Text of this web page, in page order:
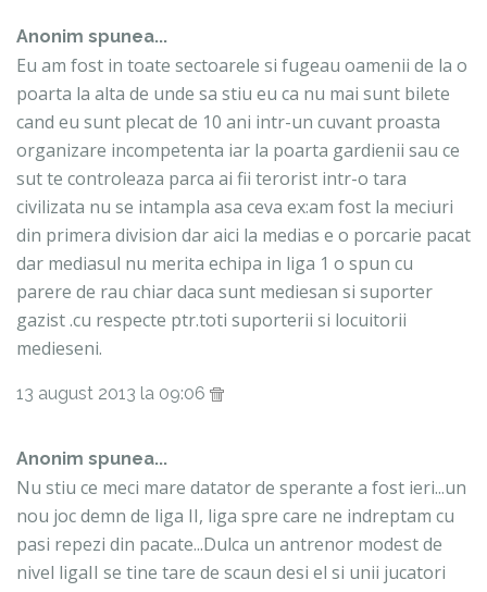
Anonim spunea...
Eu am fost in toate sectoarele si fugeau oamenii de la o
poarta la alta de unde sa stiu eu ca nu mai sunt bilete
cand eu sunt plecat de 10 ani intr-un cuvant proasta
organizare incompetenta iar la poarta gardienii sau ce
sut te controleaza parca ai fii terorist intr-o tara
civilizata nu se intampla asa ceva ex:am fost la meciuri
din primera division dar aici la medias e o porcarie pacat
dar mediasul nu merita echipa in liga 1 o spun cu
parere de rau chiar daca sunt mediesan si suporter
gazist .cu respecte ptr.toti suporterii si locuitorii
medieseni.
13 august 2013 la 09:06
Anonim spunea...
Nu stiu ce meci mare datator de sperante a fost ieri...un
nou joc demn de liga II, liga spre care ne indreptam cu
pasi repezi din pacate...Dulca un antrenor modest de
nivel ligaII se tine tare de scaun desi el si unii jucatori